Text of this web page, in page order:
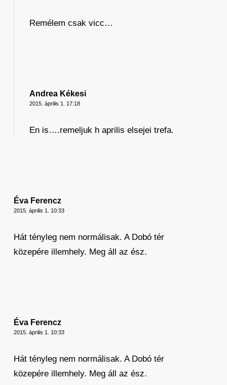
Remélem csak vicc…
Andrea Kékesi
2015. április 1. 17:18
En is….remeljuk h aprilis elsejei trefa.
Éva Ferencz
2015. április 1. 10:33
Hát tényleg nem normálisak. A Dobó tér
közepére illemhely. Meg áll az ész.
Éva Ferencz
2015. április 1. 10:33
Hát tényleg nem normálisak. A Dobó tér
közepére illemhely. Meg áll az ész.